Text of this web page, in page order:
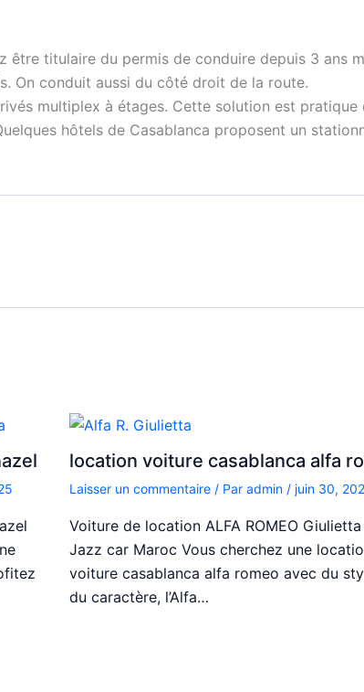
être titulaire du permis de conduire depuis 3 ans
On conduit aussi du côté droit de la route.
multiplex à étages. Cette solution est
hôtels de Casablanca proposent un
location voiture casablanca alfa
Laisser un commentaire / Par admin / juin 30,
Voiture de location ALFA ROMEO Giulietta
Jazz car Maroc Vous cherchez une
voiture casablanca alfa romeo avec du
du caractère, l’Alfa…